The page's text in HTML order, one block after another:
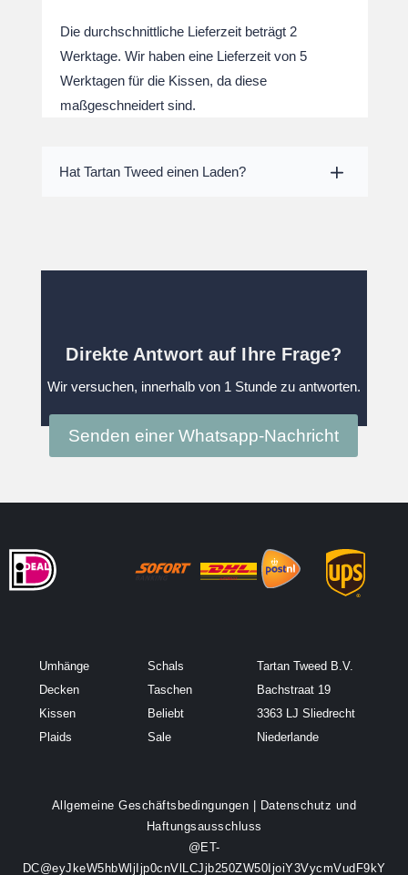
Die durchschnittliche Lieferzeit beträgt 2
Werktage. Wir haben eine Lieferzeit von 5
Werktagen für die Kissen, da diese
maßgeschneidert sind.
Hat Tartan Tweed einen Laden?
Direkte Antwort auf Ihre Frage?
Wir versuchen, innerhalb von 1 Stunde zu antworten.
Senden einer Whatsapp-Nachricht
Umhänge
Decken
Kissen
Plaids
Schals
Taschen
Beliebt
Sale
Tartan Tweed B.V.
Bachstraat 19
3363 LJ Sliedrecht
Niederlande
Allgemeine Geschäftsbedingungen
Datenschutz und
Haftungsausschluss
@ET-
DC@eyJkeW5hbWljIjp0cnVlLCJjb250ZW50IjoiY3VycmVudF9kY